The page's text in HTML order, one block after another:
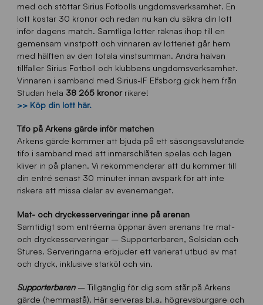
med och stöttar Sirius Fotbolls ungdomsverksamhet. En
lott kostar 30 kronor och redan nu kan du säkra din lott
inför dagens match. Samtliga lotter räknas ihop till en
gemensam vinstpott och vinnaren av lotteriet går hem
med hälften av den totala vinstsumman. Andra halvan
tillfaller Sirius Fotboll och klubbens ungdomsverksamhet.
Vinnaren i samband med Sirius-IF Elfsborg gick hem från
Studan hela 38 265 kronorrikare!
>> Köp din lott här.
Tifo på Arkens gärde inför matchen
Arkens gärde kommer att bjuda på ett säsongsavslutande
tifo i samband med att inmarschlåten spelas och lagen
kliver in på planen. Vi rekommenderar att du kommer till
din entré senast 30 minuter innan avspark för att inte
riskera att missa delar av evenemanget.
Mat- och dryckesserveringar inne på arenan
Samtidigt som entréerna öppnar även arenans tre mat-
och dryckesserveringar – Supporterbaren, Solsidan och
Stures. Serveringarna erbjuder ett varierat utbud av mat
och dryck, inklusive starköl och vin.
Supporterbaren – Tillgänglig för dig som står på Arkens
gärde (hemmastå). Här serveras bl.a. högrevsburgare och